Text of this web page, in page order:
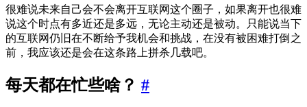
很难说未来自己会不会离开互联网这个圈子，如果离开也很难
说这个时点有多近还是多远，无论主动还是被动。只能说当下
的互联网仍旧在不断给予我机会和挑战，在没有被困难打倒之
前，我应该还是会在这条路上拼杀几载吧。
每天都在忙些啥？ #